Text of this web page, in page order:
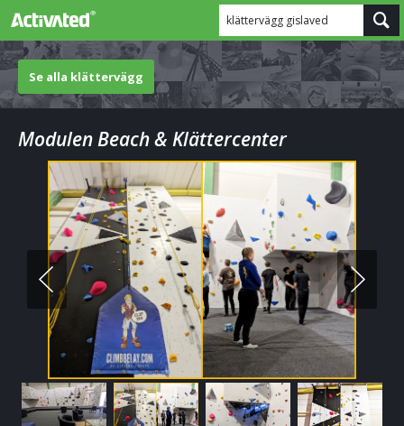
klättervägg gislaved
Se alla klättervägg
Modulen Beach & Klättercenter